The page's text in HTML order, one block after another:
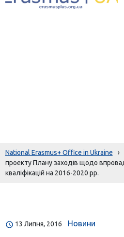
National Erasmus+ Office in Ukraine ›
проекту Плану заходів щодо
кваліфікацій на 2016-2020 рр.
13 Липня, 2016 Новини